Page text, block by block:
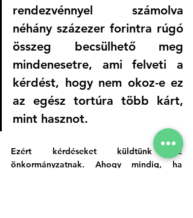
rendezvénnyel számolva
néhány százezer forintra rúgó
összeg becsülhető meg
mindenesetre, ami felveti a
kérdést, hogy nem okoz-e ez
az egész tortúra több kárt,
mint hasznot.
Ezért kérdéseket küldtünk az
önkormányzatnak. Ahogy mindig, ha